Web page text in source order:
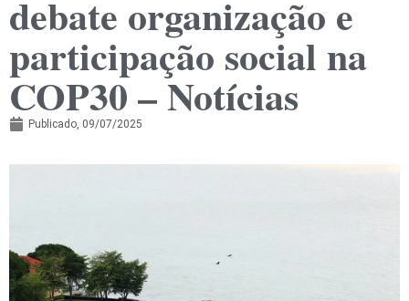
debate organização e
participação social na
COP30 – Notícias
Publicado, 09/07/2025